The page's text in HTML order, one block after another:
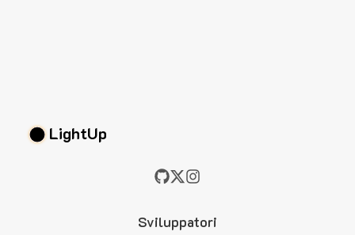
LightUp
Sviluppatori